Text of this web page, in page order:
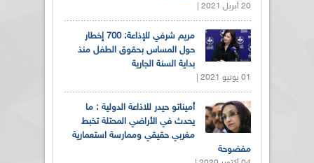
20 أبريل 2021 |
مريم شرفي للإذاعة: 700 إخطار
حول المساس بحقوق الطفل منذ
بداية السنة الجارية
01 يونيو 2021 |
أميناتو حيدر للاذاعة الدولية : ما
يحدث في الأراضي المحتلة تخبط
مغربي حقيقي وممارسة استعمارية
مفضوحة